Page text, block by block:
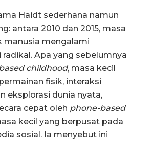
Haidt sederhana namun
antara 2010 dan 2015, masa
manusia mengalami
Apa yang sebelumnya
childhood, masa kecil
fisik, interaksi
eksplorasi dunia nyata,
cepat oleh phone-based
kecil yang berpusat pada
sosial. Ia menyebut ini